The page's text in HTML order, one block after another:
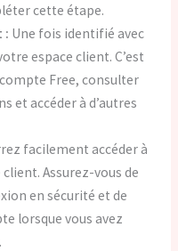
cette étape.
: Une fois identifié avec
espace client. C’est
Free, consulter
et accéder à d’autres
facilement accéder à
Assurez-vous de
en sécurité et de
lorsque vous avez